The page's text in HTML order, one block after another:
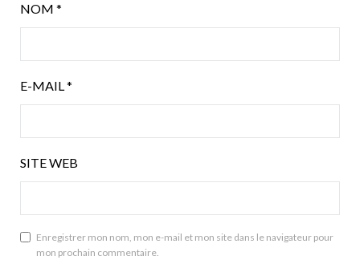
NOM *
E-MAIL*
SITE WEB
Enregistrer mon nom, mon e-mail et mon site dans le navigateur pour
mon prochain commentaire.